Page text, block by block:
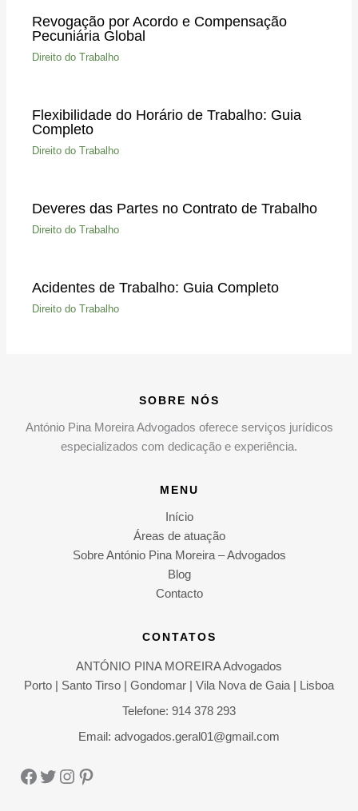
Revogação por Acordo e Compensação
Pecuniária Global
Direito do Trabalho
Flexibilidade do Horário de Trabalho: Guia
Completo
Direito do Trabalho
Deveres das Partes no Contrato de Trabalho
Direito do Trabalho
Acidentes de Trabalho: Guia Completo
Direito do Trabalho
SOBRE NÓS
António Pina Moreira Advogados oferece serviços jurídicos
especializados com dedicação e experiência.
MENU
Início
Áreas de atuação
Sobre António Pina Moreira – Advogados
Blog
Contacto
CONTATOS
ANTÓNIO PINA MOREIRA Advogados
Porto | Santo Tirso | Gondomar | Vila Nova de Gaia | Lisboa
Telefone: 914 378 293
Email: advogados.geral01@gmail.com
Facebook
Twitter
Instagram
Pinterest